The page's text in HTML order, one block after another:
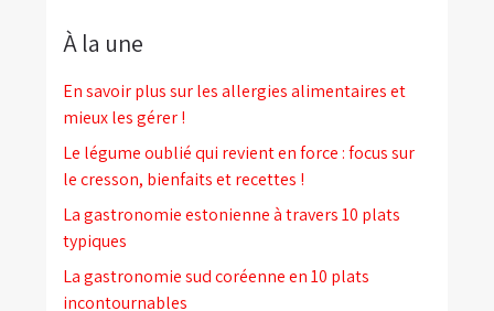
À la une
En savoir plus sur les allergies alimentaires et
mieux les gérer !
Le légume oublié qui revient en force : focus sur
le cresson, bienfaits et recettes !
La gastronomie estonienne à travers 10 plats
typiques
La gastronomie sud coréenne en 10 plats
incontournables